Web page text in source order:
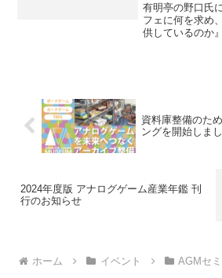
有明亭の野口氏
フェに何を求め
供しているのか
資料庫整備のた
ングを開始しま
2024年度版 アナログゲーム産業年鑑 刊
行のお知らせ
ホーム イベント AGMセ